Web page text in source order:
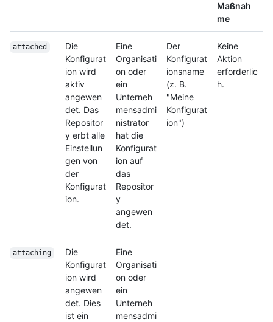
Maßnah
me
attached
Die
Konfigurat
ion wird
aktiv
angewen
det. Das
Repositor
y erbt alle
Einstellun
gen von
der
Konfigurat
ion.
Eine
Organisati
on oder
ein
Unterneh
mensadmi
nistrator
hat die
Konfigurat
ion auf
das
Repositor
y
angewen
det.
Der
Konfigurat
ionsname
(z. B.
"Meine
Konfigurat
ion")
Keine
Aktion
erforderlic
h.
attaching
Die
Konfigurat
ion wird
angewen
det. Dies
ist ein
Eine
Organisati
on oder
ein
Unterneh
mensadmi